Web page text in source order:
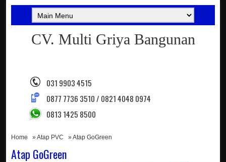
CV. Multi Griya Bangunan
031 9903 4515
0877 7736 3510 / 0821 4048 0974
0813 1425 8500
Home »Atap PVC » Atap GoGreen
Atap GoGreen